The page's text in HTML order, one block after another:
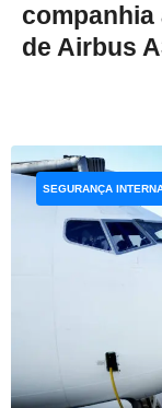
companhia
de Airbus
SEGURANÇA